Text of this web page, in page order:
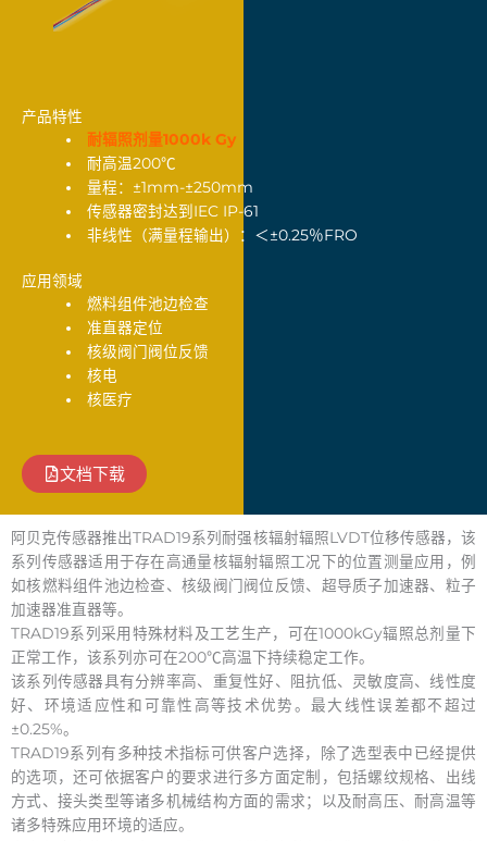
产品特性
耐辐照剂量1000k Gy
耐高温200℃
量程：±1mm-±250mm
传感器密封达到IEC IP-61
非线性（满量程输出）：＜±0.25％FRO
应用领域
燃料组件池边检查
准直器定位
核级阀门阀位反馈
核电
核医疗
文档下载
阿贝克传感器推出TRAD19系列耐强核辐射辐照LVDT位移传感器，该
系列传感器适用于存在高通量核辐射辐照工况下的位置测量应用，例
如核燃料组件池边检查、核级阀门阀位反馈、超导质子加速器、粒子
加速器准直器等。
TRAD19系列采用特殊材料及工艺生产，可在1000kGy辐照总剂量下
正常工作，该系列亦可在200℃高温下持续稳定工作。
该系列传感器具有分辨率高、重复性好、阻抗低、灵敏度高、线性度
好、环境适应性和可靠性高等技术优势。最大线性误差都不超过
±0.25%。
TRAD19系列有多种技术指标可供客户选择，除了选型表中已经提供
的选项，还可依据客户的要求进行多方面定制，包括螺纹规格、出线
方式、接头类型等诸多机械结构方面的需求；以及耐高压、耐高温等
诸多特殊应用环境的适应。